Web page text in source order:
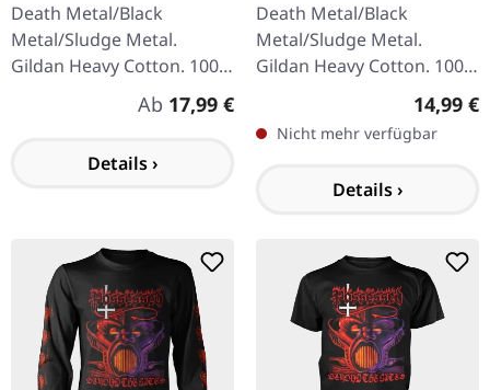
Death Metal/Black
Metal/Sludge Metal.
Gildan Heavy Cotton. 100%
Regulärer Preis:
Ab 17,99 €
Details ›
Death Metal/Black
Metal/Sludge Metal.
Gildan Heavy Cotton. 100%
14,99 €
Nicht mehr verfügbar
Details ›